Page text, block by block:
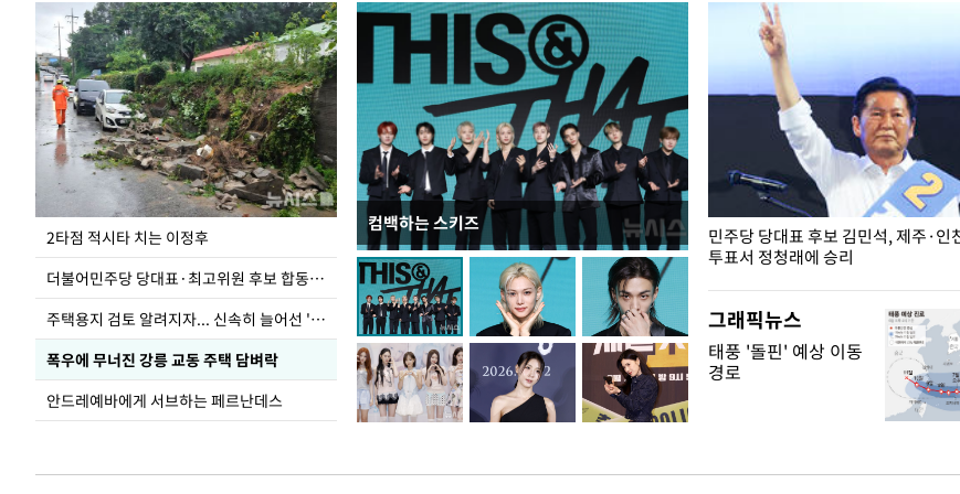
2타점 적시타 치는 이정후
더불어민주당 당대표·최고위원 후보 합동연설회
주택용지 검토 알려지자... 신속히 늘어선 '근조화환'
폭우에 무너진 강릉 교동 주택 담벼락
안드레예바에게 서브하는 페르난데스
컴백하는 스키즈
이번주 국회에는 무슨 일이? [뉴시스국회토pic]
민주당 당대표 후보 김민석, 제주·인
투표서 정청래에 승리
그래픽뉴스
태풍 '돌핀' 예상 이동
경로